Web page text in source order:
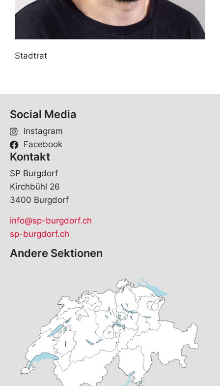
Stadtrat
Social Media
Instagram
Facebook
Kontakt
SP Burgdorf
Kirchbühl 26
3400 Burgdorf
info@sp-burgdorf.ch
sp-burgdorf.ch
Andere Sektionen